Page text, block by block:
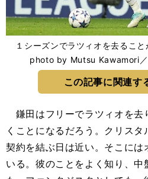
１シーズンでラツィオを去るこ
photo by Mutsu Kawamori／
この記事に関連す
鎌田はフリーでラツィオを去
くことになるだろう。クリスタ
契約を結ぶ日は近い。そこには
いる。彼のことをよく知り、中